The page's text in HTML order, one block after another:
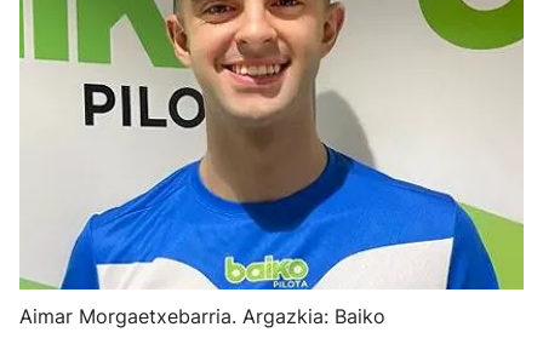
Herri-kirolak
Eskubaloia
Atletismoa
Mendi-lasterketak
Aimar Morgaetxebarria. Argazkia: Baiko